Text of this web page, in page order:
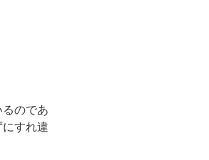
のであ
すれ違